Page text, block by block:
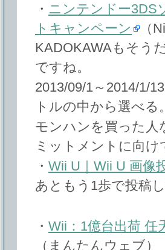
・ ニンテンドー3DS
トキャンペーン
（
KADOKAWAもそう
ですね。
2013/09/1～2014/1/
トルの中から選べる
モンハンを買った人
ミットメントに向け
・ Wii U｜Wii U 画像
あともう1歩で投稿
・ Wii：1億台出荷 任
（まんたんウェブ）